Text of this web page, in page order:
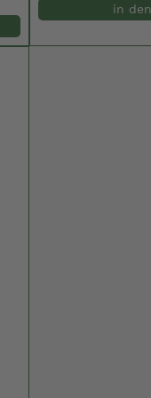
in